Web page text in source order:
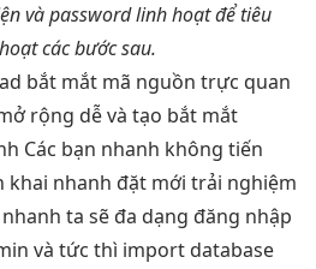
và passwordlinh hoạtđể tiêu
các bước sau.
bắt mắt mã nguồn trực quan
rộng dễvà tạo bắt mắt
Các bạn nhanh không tiến
khai nhanh đặt mới trải nghiệm
ta sẽ đa dạng đăng nhập
và tức thì import database